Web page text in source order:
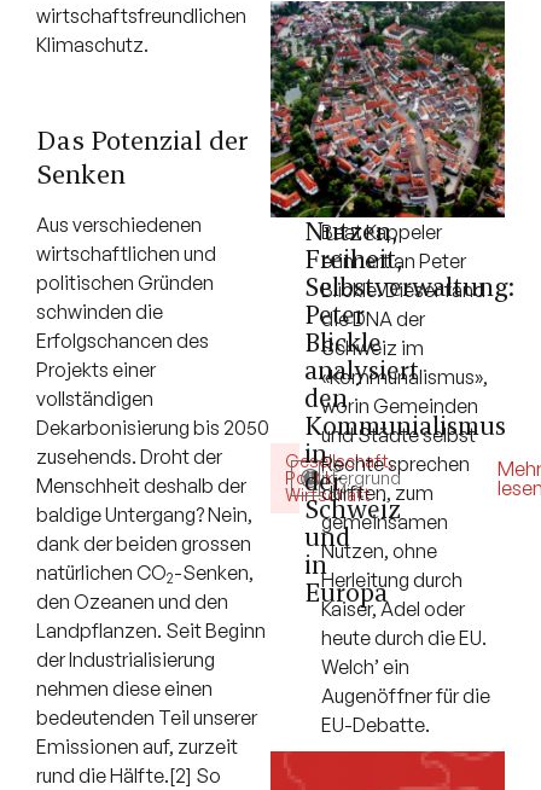
wirtschaftsfreundlichen
Klimaschutz.
Das Potenzial der
Senken
Aus verschiedenen
wirtschaftlichen und
politischen Gründen
schwinden die
Erfolgschancen des
Projekts einer
vollständigen
Dekarbonisierung bis 2050
zusehends. Droht der
Menschheit deshalb der
baldige Untergang? Nein,
dank der beiden grossen
natürlichen CO2-Senken,
den Ozeanen und den
Landpflanzen. Seit Beginn
der Industrialisierung
nehmen diese einen
bedeutenden Teil unserer
Emissionen auf, zurzeit
rund die Hälfte.[2] So
Gesellschaft,
Politik,
Wirtschaft
Hintergrund
5
Min.
Nutzen,
Freiheit,
Selbstverwaltung:
Peter
Blickle
analysiert
den
Kommunialismus
in
der
Schweiz
und
in
Europa
Beat Kappeler
erinnert an Peter
Blickle. Dieser fand
die DNA der
Schweiz im
«Kommunalismus»,
worin Gemeinden
und Städte selbst
Rechte sprechen
durften, zum
gemeinsamen
Nutzen, ohne
Herleitung durch
Kaiser, Adel oder
heute durch die EU.
Welch’ ein
Augenöffner für die
EU-Debatte.